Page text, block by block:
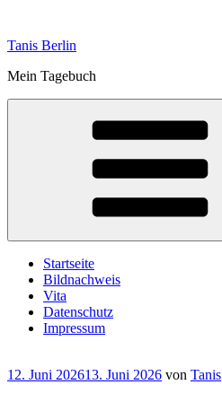
springen
Tanis Berlin
Mein Tagebuch
Startseite
Bildnachweis
Vita
Datenschutz
Impressum
Veröffentlicht
12. Juni 202613. Juni 2026 von Tanis